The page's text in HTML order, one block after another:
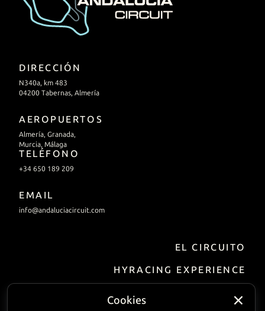
Cookies
DIRECCIÓN
N340a, km 483
04200 Tabernas, Almería
AEROPUERTOS
Almería, Granada,
Murcia, Málaga
TELÉFONO
+34 650 189 209
EMAIL
info@andaluciacircuit.com
EL CIRCUITO
HYRACING EXPERIENCE
Incentivo/eventos